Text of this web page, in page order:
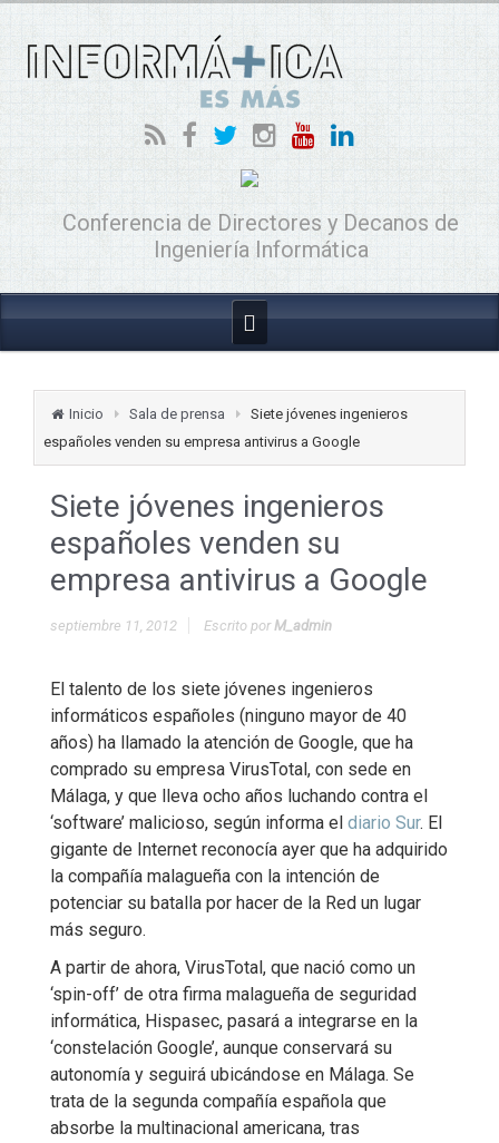
Conferencia de Directores y Decanos de
Ingeniería Informática
Inicio Sala de prensa
Siete jóvenes ingenieros
españoles venden su empresa antivirus a Google
Siete jóvenes ingenieros
españoles venden su
empresa antivirus a Google
septiembre 11, 2012 Escrito porM_admin
El talento de los siete jóvenes ingenieros
informáticos españoles (ninguno mayor de 40
años) ha llamado la atención de Google, que ha
comprado su empresa VirusTotal, con sede en
Málaga, y que lleva ocho años luchando contra el
‘software’ malicioso, según informa el diario Sur. El
gigante de Internet reconocía ayer que ha adquirido
la compañía malagueña con la intención de
potenciar su batalla por hacer de la Red un lugar
más seguro.
A partir de ahora, VirusTotal, que nació como un
‘spin-off’ de otra firma malagueña de seguridad
informática, Hispasec, pasará a integrarse en la
‘constelación Google’, aunque conservará su
autonomía y seguirá ubicándose en Málaga. Se
trata de la segunda compañía española que
absorbe la multinacional americana, tras